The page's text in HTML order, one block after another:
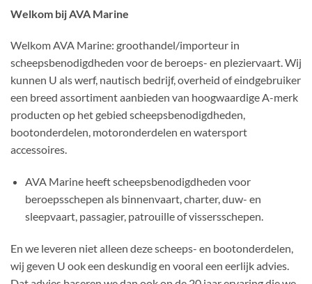
Welkom bij AVA Marine
Welkom AVA Marine: groothandel/importeur in
scheepsbenodigdheden voor de beroeps- en pleziervaart. Wij
kunnen U als werf, nautisch bedrijf, overheid of eindgebruiker
een breed assortiment aanbieden van hoogwaardige A-merk
producten op het gebied scheepsbenodigdheden,
bootonderdelen, motoronderdelen en watersport
accessoires.
AVA Marine heeft scheepsbenodigdheden voor
beroepsschepen als binnenvaart, charter, duw- en
sleepvaart, passagier, patrouille of vissersschepen.
En we leveren niet alleen deze scheeps- en bootonderdelen,
wij geven U ook een deskundig en vooral een eerlijk advies.